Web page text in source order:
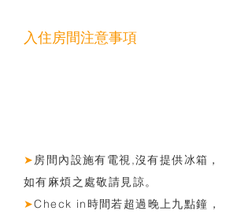
入住房間注意事項
➤房間內設施有電視,沒有提供冰箱，
如有麻煩之處敬請見諒。
➤Check in時間若超過晚上九點鐘，